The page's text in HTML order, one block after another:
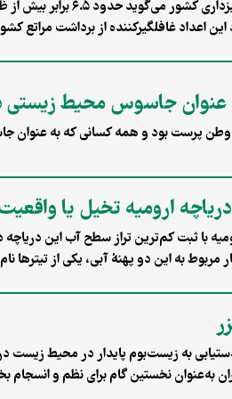
سازمان
جاسوس محیط زیستی
پرست بود و همه کسانی که به عنوان
ارومیه تخیل یا
با ثبت کم‌ترین تراز سطح آب این
مربوط به این دو پهنهٔ آبی، یکی از
به زیست‌بوم پایدار در محیط زیست
به‌عنوان نخستین گام برای نظم و